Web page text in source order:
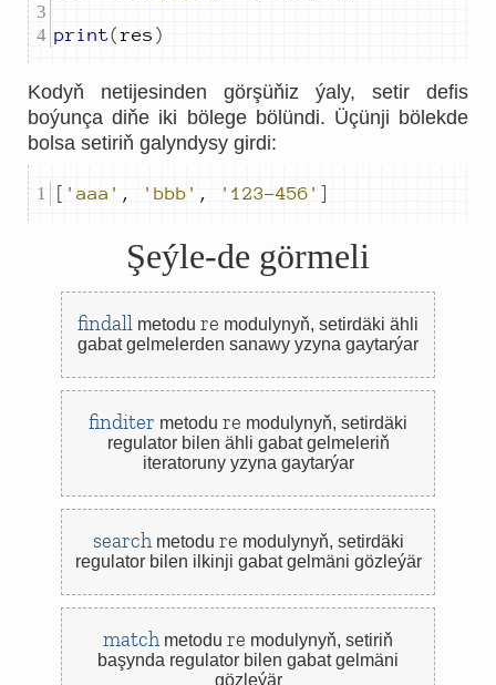
print( res )
Kodyň netijesinden görşüňiz ýaly, setir defis
boýunça diňe iki bölege bölündi. Üçünji bölekde
bolsa setiriň galyndysy girdi:
[ 'aaa' , 'bbb' , '123-456' ]
Şeýle-de görmeli
findall metodu re modulynyň, setirdäki ähli
gabat gelmelerden sanawy yzyna gaytarýar
finditer metodu re modulynyň, setirdäki
regulator bilen ähli gabat gelmeleriň
iteratoruny yzyna gaytarýar
search metodu re modulynyň, setirdäki
regulator bilen ilkinji gabat gelmäni gözleýär
match metodu re modulynyň, setiriň
başynda regulator bilen gabat gelmäni
gözleýär